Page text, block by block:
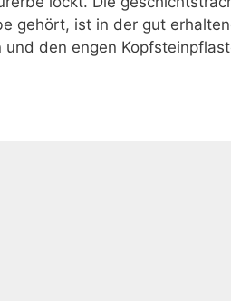
gehört, ist in der gut
und den engen